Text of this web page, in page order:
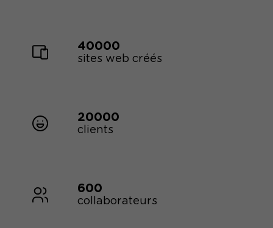
40000
sites web créés
20000
clients
600
collaborateurs